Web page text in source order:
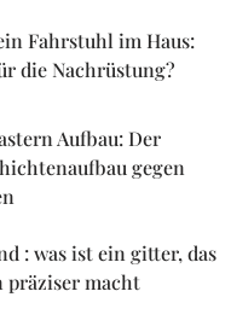
Fahrstuhl im Haus:
die Nachrüstung?
Aufbau: Der
gegen
: was ist ein gitter, das
präziser macht